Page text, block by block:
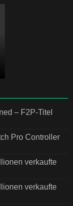
– F2P-Titel
Pro Controller
verkaufte
verkaufte